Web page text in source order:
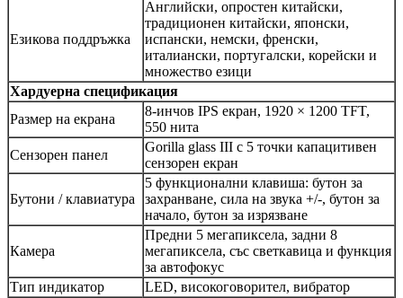
Езикова поддръжка
Английски, опростен китайски,
традиционен китайски, японски,
испански, немски, френски,
италиански, португалски, корейски и
множество езици
Хардуерна спецификация
Размер на екрана
8-инчов IPS екран, 1920 × 1200 TFT,
550 нита
Сензорен панел
Gorilla glass III с 5 точки капацитивен
сензорен екран
Бутони / клавиатура
5 функционални клавиша: бутон за
захранване, сила на звука +/-, бутон за
начало, бутон за изрязване
Камера
Предни 5 мегапиксела, задни 8
мегапиксела, със светкавица и функция
за автофокус
Тип индикатор
LED, високоговорител, вибратор